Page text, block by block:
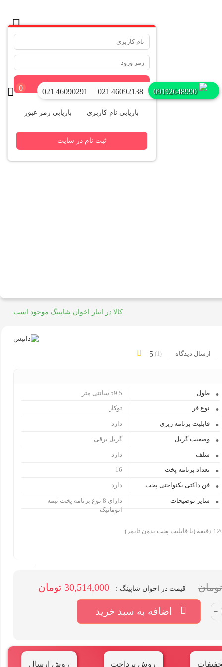
.
ورود
بازیابی نام کاربری بازیابی رمز عبور
ثبت نام در سایت
0 021 46090291 021 46092138 09192648990
کالا در انبار اخوان شاپینگ موجود است
ارسال دیدگاه (
1
)
5
طول 59.5 سانتی متر
نوع فر توکار
قابلیت برنامه ریزی دارد
وضعیت گریل گریل برقی
شلف دارد
تعداد برنامه پخت 16
فن داکتی یکنواختی پخت دارد
سایر توضیحات
دارای 8 نوع برنامه پخت نیمه
اتوماتیک
قیمت در اخوان شاپینگ : 30,514,000 تومان
– اضافه به سبد خرید
روش پرداخت روش ارسال